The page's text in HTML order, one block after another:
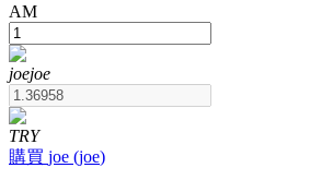
AM
joejoe
TRY
購買 joe (joe)